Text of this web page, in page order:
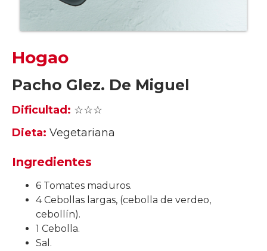
Hogao
Pacho Glez. De Miguel
Dificultad: ☆☆☆
Dieta: Vegetariana
Ingredientes
6 Tomates maduros.
4 Cebollas largas, (cebolla de verdeo,
cebollín).
1 Cebolla.
Sal.